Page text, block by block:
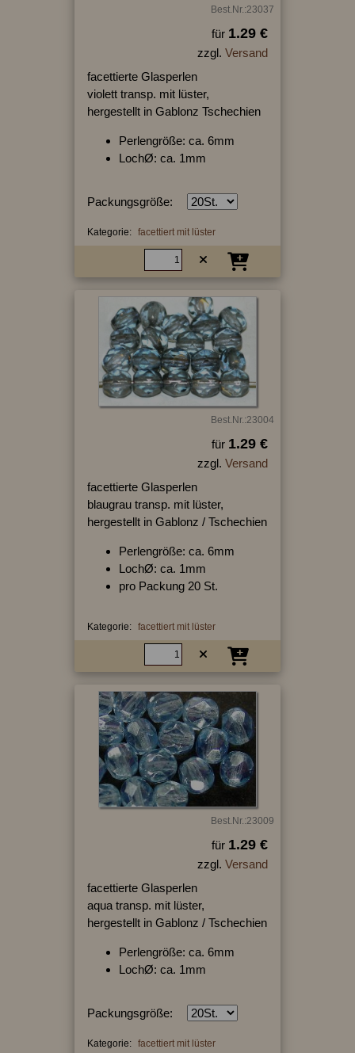
Best.Nr.:23037
für 1.29 €
zzgl. Versand
facettierte Glasperlen
violett transp. mit lüster,
hergestellt in Gablonz Tschechien
Perlengröße: ca. 6mm
LochØ: ca. 1mm
Packungsgröße:
Kategorie: facettiert mit lüster
Best.Nr.:23004
für 1.29 €
zzgl. Versand
facettierte Glasperlen
blaugrau transp. mit lüster,
hergestellt in Gablonz / Tschechien
Perlengröße: ca. 6mm
LochØ: ca. 1mm
pro Packung 20 St.
Kategorie: facettiert mit lüster
Best.Nr.:23009
für 1.29 €
zzgl. Versand
facettierte Glasperlen
aqua transp. mit lüster,
hergestellt in Gablonz / Tschechien
Perlengröße: ca. 6mm
LochØ: ca. 1mm
Packungsgröße:
Kategorie: facettiert mit lüster